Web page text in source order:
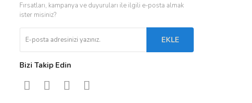
Fırsatları, kampanya ve duyuruları ile ilgili e-posta almak
ister misiniz?
EKLE
Bizi Takip Edin